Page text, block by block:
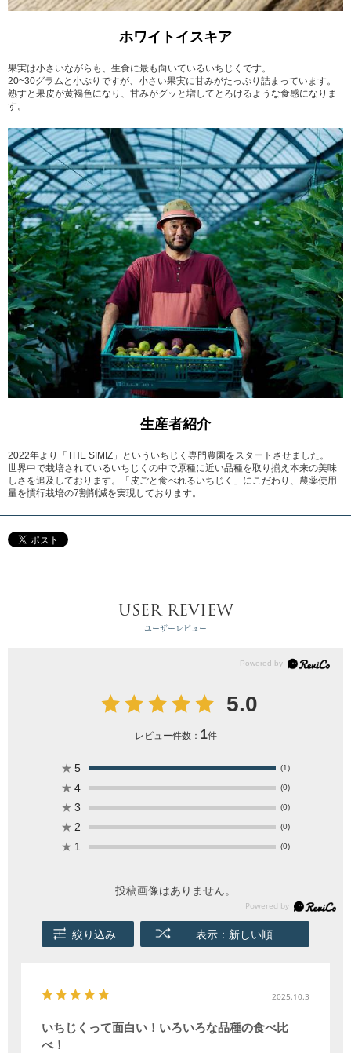
ホワイトイスキア
果実は小さいながらも、生食に最も向いているいちじくです。
20~30グラムと小ぶりですが、小さい果実に甘みがたっぷり詰まっています。
熟すと果皮が黄褐色になり、甘みがグッと増してとろけるような食感になりま
す。
生産者紹介
2022年より「THE SIMIZ」といういちじく専門農園をスタートさせました。
世界中で栽培されているいちじくの中で原種に近い品種を取り揃え本来の美味
しさを追及しております。「皮ごと食べれるいちじく」にこだわり、農薬使用
量を慣行栽培の7割削減を実現しております。
USER REVIEW
ユーザーレビュー
5.0
レビュー件数： 1件
★ 5 (1)
★ 4 (0)
★ 3 (0)
★ 2 (0)
★ 1 (0)
投稿画像はありません。
絞り込み 表示：新しい順
2025.10.3
いちじくって面白い！いろいろな品種の食べ比
べ！